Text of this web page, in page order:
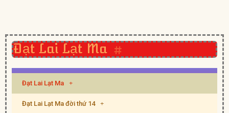
Đạt Lai Lạt Ma #
Đạt Lai Lạt Ma
Đạt Lai Lạt Ma đời thứ 14